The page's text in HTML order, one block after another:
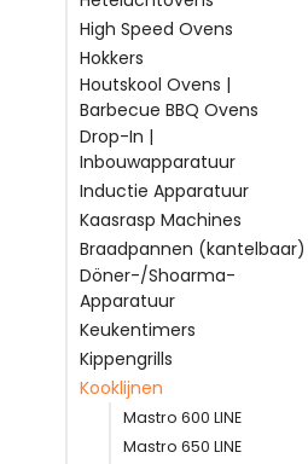
High Speed Ovens
Hokkers
Houtskool Ovens |
Barbecue BBQ Ovens
Drop-In |
Inbouwapparatuur
Inductie Apparatuur
Kaasrasp Machines
Braadpannen (kantelbaar)
Döner-/Shoarma-
Apparatuur
Keukentimers
Kippengrills
Kooklijnen
Mastro 600 LINE
Mastro 650 LINE